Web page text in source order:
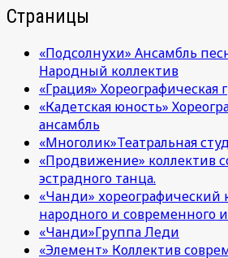
Страницы
«Подсолнухи» Ансамбль
Народный коллектив
«Грация» Хореографическая
«Кадетская юность»
ансамбль
«Многолик»Театральная
«Продвижение» коллектив
эстрадного танца.
«Чанди» хореографический
народного и современного
«Чанди»Группа Леди
«Элемент» Коллектив